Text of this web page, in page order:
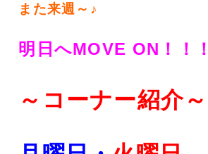
また来週～♪
明日へMOVE ON！！
～コーナー紹介～